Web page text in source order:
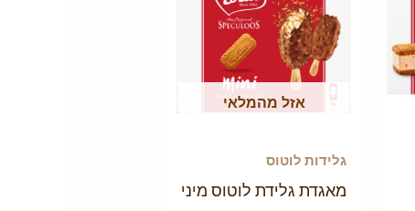
אזל מהמלאי
גלידות לוטוס
מאגדת גלידת לוטוס מיני